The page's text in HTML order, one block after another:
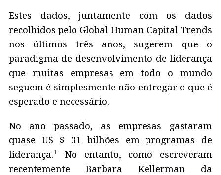
Estes dados, juntamente com os dados
recolhidos pelo Global Human Capital Trends
nos últimos três anos, sugerem que o
paradigma de desenvolvimento de liderança
que muitas empresas em todo o mundo
seguem é simplesmente não entregar o que é
esperado e necessário.
No ano passado, as empresas gastaram
quase US $ 31 bilhões em programas de
liderança.¹ No entanto, como escreveram
recentemente Barbara Kellerman da